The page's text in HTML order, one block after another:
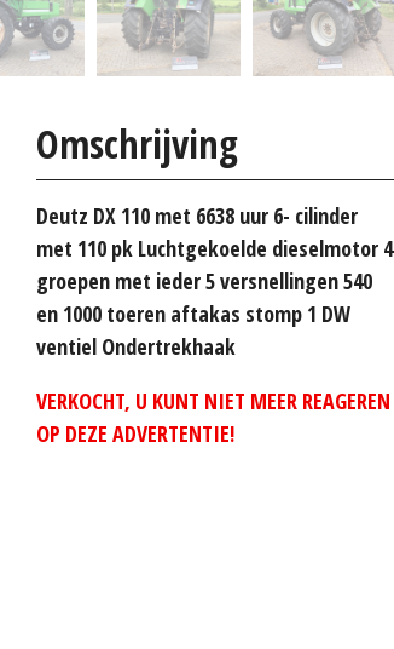
Omschrijving
Deutz DX 110 met 6638 uur 6- cilinder
met 110 pk Luchtgekoelde dieselmotor 4
groepen met ieder 5 versnellingen 540
en 1000 toeren aftakas stomp 1 DW
ventiel Ondertrekhaak
VERKOCHT, U KUNT NIET MEER REAGEREN
OP DEZE ADVERTENTIE!